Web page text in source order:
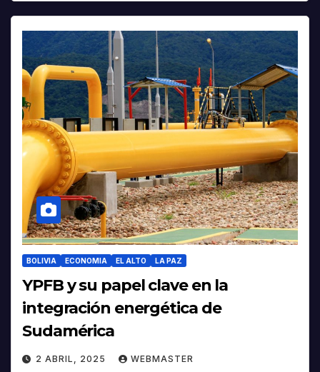
BOLIVIA ECONOMIA EL ALTO LA PAZ
YPFB y su papel clave en la
integración energética de
Sudamérica
2 ABRIL, 2025 WEBMASTER